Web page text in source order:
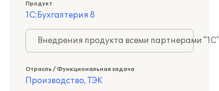
Продукт
1С:Бухгалтерия 8
Внедрения продукта всеми партнерами
Отрасль / Функциональная задача
Производство, ТЭК